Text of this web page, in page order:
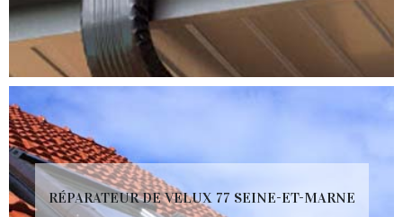
RÉPARATEUR DE VELUX 77 SEINE-ET-MARNE